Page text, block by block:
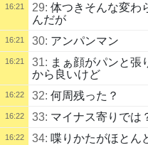
16:21 29: 体つきそんな変わ
んだが
16:21 30: アンパンマン
16:21 31: まぁ顔がパンと張
から良いけど
16:22 32: 何周残った？
16:22 33: マイナス寄りでは
16:22 34: 喋りかたがほとん